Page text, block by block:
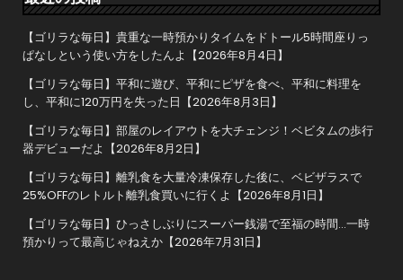
【ゴリラな毎日】貴重な一時預かりタイムをドトール5時間座りっ
ぱなしという使い方をしたんよ【2026年8月4日】
【ゴリラな毎日】平和に遊び、平和にピザを食べ、平和に料理を
し、平和に120万円を失った日【2026年8月3日】
【ゴリラな毎日】部屋のレイアウトを大チェンジ！ベビタムの歩行
器デビューだよ【2026年8月2日】
【ゴリラな毎日】離乳食を大量冷凍保存した後に、ベビザラスで
25%OFFのレトルト離乳食買いに行くよ【2026年8月1日】
【ゴリラな毎日】ひっさしぶりにスーパー銭湯で至福の時間…一時
預かりって最高じゃねえか【2026年7月31日】